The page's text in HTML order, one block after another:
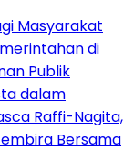
Masyarakat
di
Publik
dalam
Raffi-Nagita,
Bersama